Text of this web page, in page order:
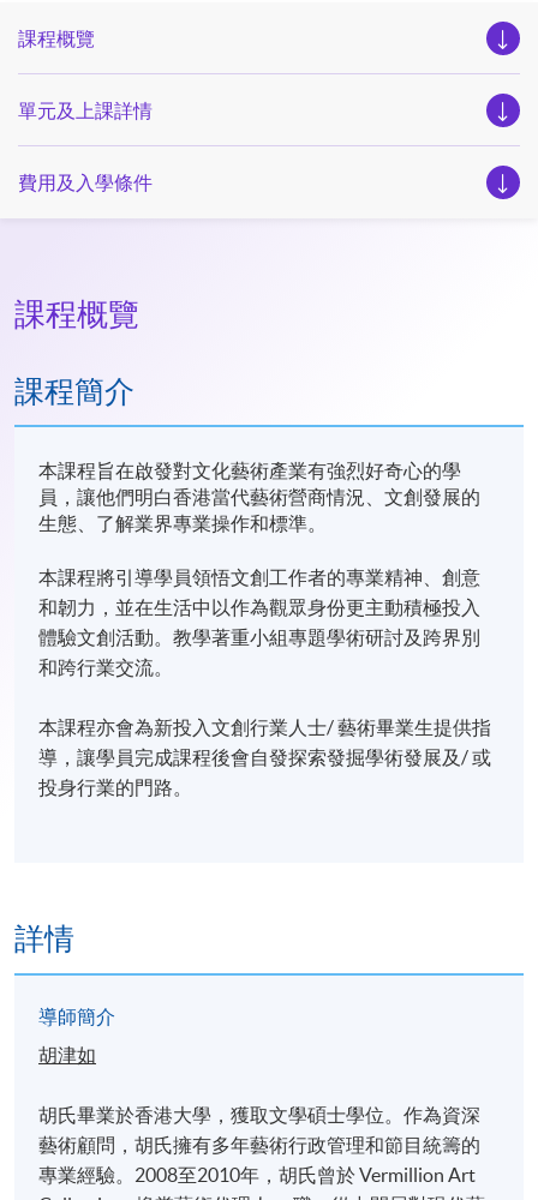
課程概覽
單元及上課詳情
費用及入學條件
課程概覽
課程簡介
本課程旨在啟發對文化藝術產業有強烈好奇心的學
員，讓他們明白香港當代藝術營商情況、文創發展的
生態、了解業界專業操作和標準。
本課程將引導學員領悟文創工作者的專業精神、創意
和韌力，並在生活中以作為觀眾身份更主動積極投入
體驗文創活動。教學著重小組專題學術研討及跨界別
和跨行業交流。
本課程亦會為新投入文創行業人士/ 藝術畢業生提供指
導，讓學員完成課程後會自發探索發掘學術發展及/ 或
投身行業的門路。
詳情
導師簡介
胡津如
胡氏畢業於香港大學，獲取文學碩士學位。作為資深
藝術顧問，胡氏擁有多年藝術行政管理和節目統籌的
專業經驗。2008至2010年，胡氏曾於 Vermillion Art